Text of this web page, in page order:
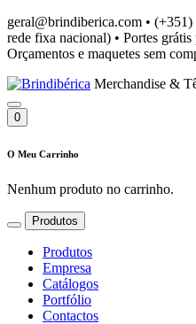
geral@brindiberica.com • (+351)
rede fixa nacional) • Portes
Orçamentos e maquetes sem
Merchandise &
0
O Meu Carrinho
Nenhum produto no carrinho.
Produtos
Produtos
Empresa
Catálogos
Portfólio
Contactos